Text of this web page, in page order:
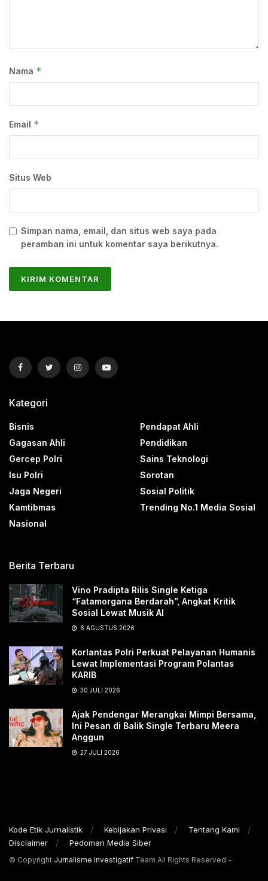
Nama *
Email *
Situs Web
Simpan nama, email, dan situs web saya pada
peramban ini untuk komentar saya berikutnya.
Kategori
Bisnis
Gagasan Ahli
Gercep Polri
Isu Polri
Jaga Negeri
Kamtibmas
Nasional
Pendapat Ahli
Pendidikan
Sains Teknologi
Sorotan
Sosial Politik
Trending No.1 Media Sosial
Berita Terbaru
Vino Pradipta Rilis Single Ketiga
“Fatamorgana Berdarah”, Angkat Kritik
Sosial Lewat Musik AI
6 AGUSTUS 2026
Korlantas Polri Perkuat Pelayanan Humanis
Lewat Implementasi Program Polantas
KARIB
30 JULI 2026
Ajak Pendengar Merangkai Mimpi Bersama,
Ini Pesan di Balik Single Terbaru Meera
Anggun
27 JULI 2026
Kode Etik Jurnalistik Kebijakan Privasi
Tentang Kami
Disclaimer
Pedoman Media Siber
© Copyright Jurnalisme Investigatif Team All Rights Reserved -